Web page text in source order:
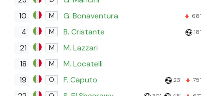
10
M G. Bonaventura 68'
4 M B. Cristante 18'
21 M
M. Lazzari
18
M
M. Locatelli
19
O F. Caputo 23' 75'